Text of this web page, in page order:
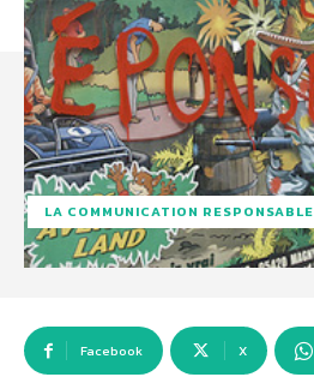
LA COMMUNICATION RESPONSABLE
Facebook X